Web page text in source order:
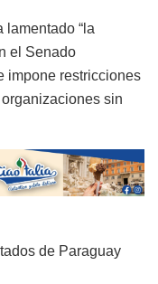
lamentado “la
el Senado
impone restricciones
sin
de Paraguay